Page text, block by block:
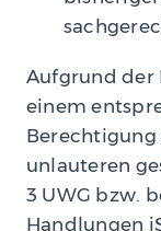
Aufgrund der
einem
Berechtigung
unlauteren
3 UWG bzw.
Handlungen